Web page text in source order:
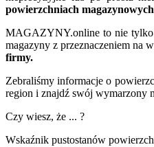
powierzchniach
MAGAZYNY.online to nie tylko
magazyny z przeznaczeniem na
firmy.
Zebraliśmy informacje o
region i znajdź swój wymarzony
Czy wiesz, że ... ?
Wskaźnik pustostanów